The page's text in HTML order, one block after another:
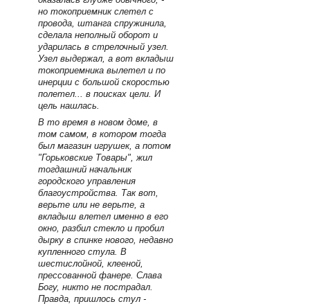
но токоприемник слетел с
провода, штанга спружинила,
сделала неполный оборот и
ударилась в стрелочный узел.
Узел выдержал, а вот вкладыш
токоприемника вылетел и по
инерции с большой скоростью
полетел... в поисках цели. И
цель нашлась.
В то время в новом доме, в
том самом, в котором тогда
был магазин игрушек, а потом
"Горьковские Товары", жил
тогдашний начальник
городского управления
благоустройства. Так вот,
верьте или не верьте, а
вкладыш влетел именно в его
окно, разбил стекло и пробил
дырку в спинке нового, недавно
купленного стула. В
шестислойной, клееной,
прессованной фанере. Слава
Богу, никто не пострадал.
Правда, пришлось стул -